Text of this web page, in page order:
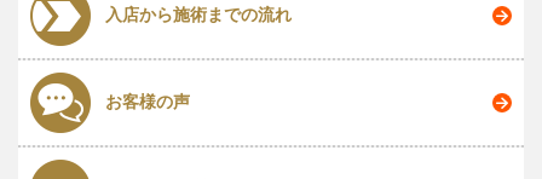
入店から施術までの流れ
お客様の声